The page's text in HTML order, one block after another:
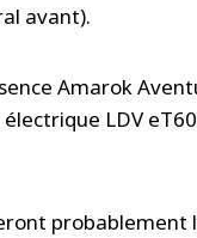
avant).
Amarok
LDV
probablement